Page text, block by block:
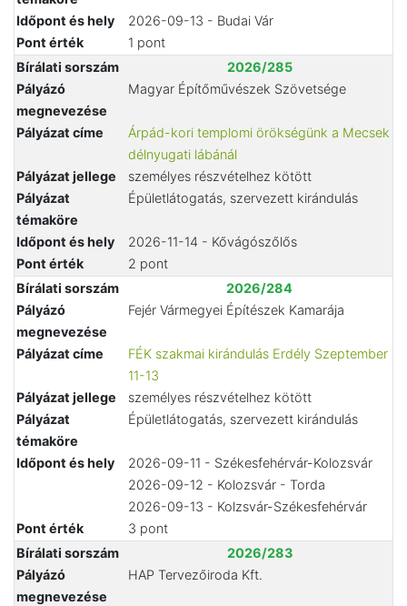
Időpont és hely
2026-09-13 - Budai Vár
Pont érték
1 pont
Bírálati sorszám
2026/285
Pályázó
megnevezése
Magyar Építőművészek Szövetsége
Pályázat címe
Árpád-kori templomi örökségünk a Mecsek
délnyugati lábánál
Pályázat jellege
személyes részvételhez kötött
Pályázat
témaköre
Épületlátogatás, szervezett kirándulás
Időpont és hely
2026-11-14 - Kővágószőlős
Pont érték
2 pont
Bírálati sorszám
2026/284
Pályázó
megnevezése
Fejér Vármegyei Építészek Kamarája
Pályázat címe
FÉK szakmai kirándulás Erdély Szeptember
11-13
Pályázat jellege
személyes részvételhez kötött
Pályázat
témaköre
Épületlátogatás, szervezett kirándulás
Időpont és hely
2026-09-11 - Székesfehérvár-Kolozsvár
2026-09-12 - Kolozsvár - Torda
2026-09-13 - Kolzsvár-Székesfehérvár
Pont érték
3 pont
Bírálati sorszám
2026/283
Pályázó
megnevezése
HAP Tervezőiroda Kft.